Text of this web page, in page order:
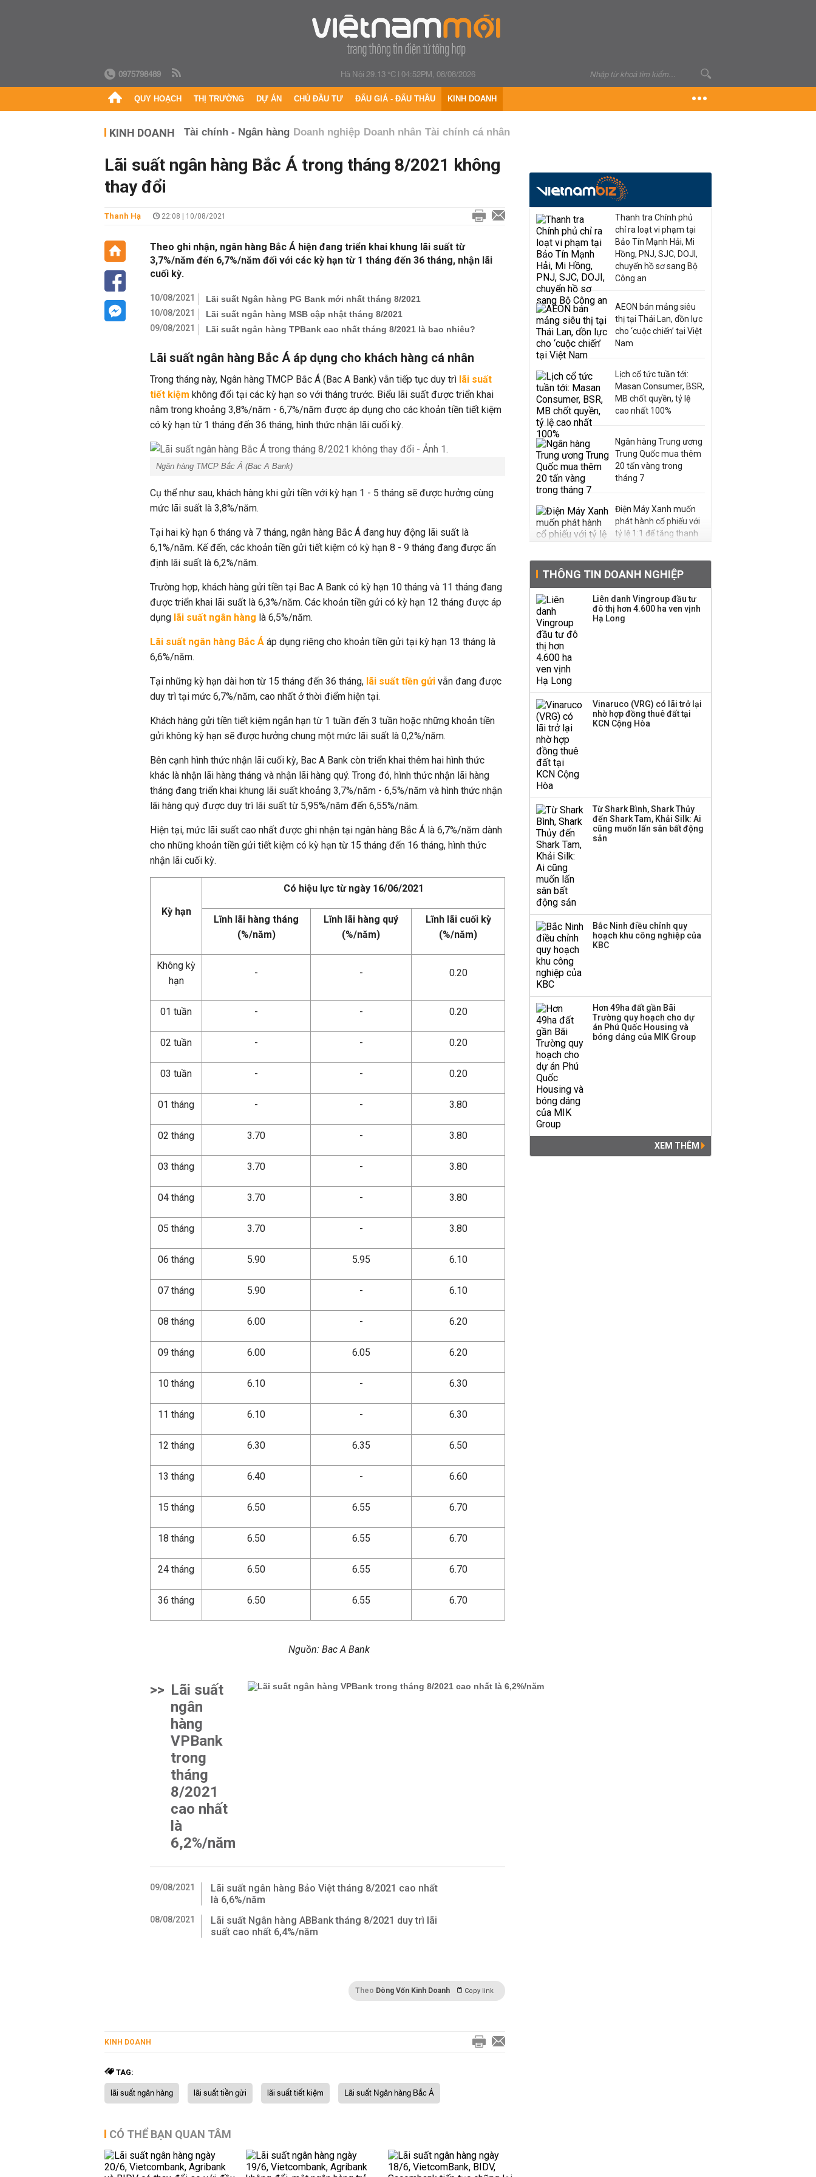
0975798489 Hà Nội 29.13 °C|04:52PM, 08/08/2026
QUY HOẠCH THỊ TRƯỜNG DỰ ÁN CHỦ ĐẦU TƯ ĐẤU GIÁ - ĐẤU THẦU KINH DOANH
KINH DOANH Tài chính - Ngân hàng Doanh nghiệp Doanh nhân Tài chính cá nhân
Lãi suất ngân hàng Bắc Á trong tháng 8/2021 không
thay đổi
Thanh Hạ 22:08 | 10/08/2021
Theo ghi nhận, ngân hàng Bắc Á hiện đang triển khai khung lãi suất từ
3,7%/năm đến 6,7%/năm đối với các kỳ hạn từ 1 tháng đến 36 tháng, nhận lãi
cuối kỳ.
10/08/2021
Lãi suất Ngân hàng PG Bank mới nhất tháng 8/2021
10/08/2021
Lãi suất ngân hàng MSB cập nhật tháng 8/2021
09/08/2021
Lãi suất ngân hàng TPBank cao nhất tháng 8/2021 là bao nhiêu?
Lãi suất ngân hàng Bắc Á áp dụng cho khách hàng cá nhân
Trong tháng này, Ngân hàng TMCP Bắc Á (Bac A Bank) vẫn tiếp tục duy trì lãi suất
tiết kiệm không đổi tại các kỳ hạn so với tháng trước. Biểu lãi suất được triển khai
nằm trong khoảng 3,8%/năm - 6,7%/năm được áp dụng cho các khoản tiền tiết kiệm
có kỳ hạn từ 1 tháng đến 36 tháng, hình thức nhận lãi cuối kỳ.
Ngân hàng TMCP Bắc Á (Bac A Bank)
Cụ thể như sau, khách hàng khi gửi tiền với kỳ hạn 1 - 5 tháng sẽ được hưởng cùng
mức lãi suất là 3,8%/năm.
Tại hai kỳ hạn 6 tháng và 7 tháng, ngân hàng Bắc Á đang huy động lãi suất là
6,1%/năm. Kế đến, các khoản tiền gửi tiết kiệm có kỳ hạn 8 - 9 tháng đang được ấn
định lãi suất là 6,2%/năm.
Trường hợp, khách hàng gửi tiền tại Bac A Bank có kỳ hạn 10 tháng và 11 tháng đang
được triển khai lãi suất là 6,3%/năm. Các khoản tiền gửi có kỳ hạn 12 tháng được áp
dụng lãi suất ngân hàng là 6,5%/năm.
Lãi suất ngân hàng Bắc Á áp dụng riêng cho khoản tiền gửi tại kỳ hạn 13 tháng là
6,6%/năm.
Tại những kỳ hạn dài hơn từ 15 tháng đến 36 tháng, lãi suất tiền gửi vẫn đang được
duy trì tại mức 6,7%/năm, cao nhất ở thời điểm hiện tại.
Khách hàng gửi tiền tiết kiệm ngắn hạn từ 1 tuần đến 3 tuần hoặc những khoản tiền
gửi không kỳ hạn sẽ được hưởng chung một mức lãi suất là 0,2%/năm.
Bên cạnh hình thức nhận lãi cuối kỳ, Bac A Bank còn triển khai thêm hai hình thức
khác là nhận lãi hàng tháng và nhận lãi hàng quý. Trong đó, hình thức nhận lãi hàng
tháng đang triển khai khung lãi suất khoảng 3,7%/năm - 6,5%/năm và hình thức nhận
lãi hàng quý được duy trì lãi suất từ 5,95%/năm đến 6,55%/năm.
Hiện tại, mức lãi suất cao nhất được ghi nhận tại ngân hàng Bắc Á là 6,7%/năm dành
cho những khoản tiền gửi tiết kiệm có kỳ hạn từ 15 tháng đến 16 tháng, hình thức
nhận lãi cuối kỳ.
Kỳ hạn
Có hiệu lực từ ngày 16/06/2021
Lĩnh lãi hàng tháng
(%/năm)
Lĩnh lãi hàng quý
(%/năm)
Lĩnh lãi cuối kỳ
(%/năm)
Không kỳ
hạn
- - 0.20
01 tuần - - 0.20
02 tuần - - 0.20
03 tuần - - 0.20
01 tháng - - 3.80
02 tháng 3.70 - 3.80
03 tháng 3.70 - 3.80
04 tháng 3.70 - 3.80
05 tháng 3.70 - 3.80
06 tháng 5.90 5.95 6.10
07 tháng 5.90 - 6.10
08 tháng 6.00 - 6.20
09 tháng 6.00 6.05 6.20
10 tháng 6.10 - 6.30
11 tháng 6.10 - 6.30
12 tháng 6.30 6.35 6.50
13 tháng 6.40 - 6.60
15 tháng 6.50 6.55 6.70
18 tháng 6.50 6.55 6.70
24 tháng 6.50 6.55 6.70
36 tháng 6.50 6.55 6.70
Nguồn: Bac A Bank
>> Lãi suất
ngân
hàng
VPBank
trong
tháng
8/2021
cao nhất
là
6,2%/năm
09/08/2021
Lãi suất ngân hàng Bảo Việt tháng 8/2021 cao nhất
là 6,6%/năm
08/08/2021
Lãi suất Ngân hàng ABBank tháng 8/2021 duy trì lãi
suất cao nhất 6,4%/năm
Theo Dòng Vốn Kinh Doanh Copy link
KINH DOANH
TAG:
lãi suất ngân hàng lãi suất tiền gửi lãi suất tiết kiệm Lãi suất Ngân hàng Bắc Á
CÓ THỂ BẠN QUAN TÂM
Thanh tra Chính phủ
chỉ ra loạt vi phạm tại
Bảo Tín Mạnh Hải, Mi
Hồng, PNJ, SJC, DOJI,
chuyển hồ sơ sang Bộ
Công an
AEON bán mảng siêu
thị tại Thái Lan, dồn lực
cho ‘cuộc chiến’ tại Việt
Nam
Lịch cổ tức tuần tới:
Masan Consumer, BSR,
MB chốt quyền, tỷ lệ
cao nhất 100%
Ngân hàng Trung ương
Trung Quốc mua thêm
20 tấn vàng trong
tháng 7
Điện Máy Xanh muốn
phát hành cổ phiếu với
tỷ lệ 1:1 để tăng thanh
Sau nhịp điều chỉnh
mạnh, CTCK nhìn thấy
cơ hội ở nhóm cổ phiếu
nào?
hàng
TOP 10 ngân hàng lãi
Công ty 100 tỷ của
Huấn Hoa Hồng bỗng
dưng ‘biến mất’, một
THÔNG TIN DOANH NGHIỆP
Liên danh Vingroup đầu tư
đô thị hơn 4.600 ha ven vịnh
Hạ Long
Vinaruco (VRG) có lãi trở lại
nhờ hợp đồng thuê đất tại
KCN Cộng Hòa
Từ Shark Bình, Shark Thủy
đến Shark Tam, Khải Silk: Ai
cũng muốn lấn sân bất động
sản
Bắc Ninh điều chỉnh quy
hoạch khu công nghiệp của
KBC
Hơn 49ha đất gần Bãi
Trường quy hoạch cho dự
án Phú Quốc Housing và
bóng dáng của MIK Group
XEM THÊM